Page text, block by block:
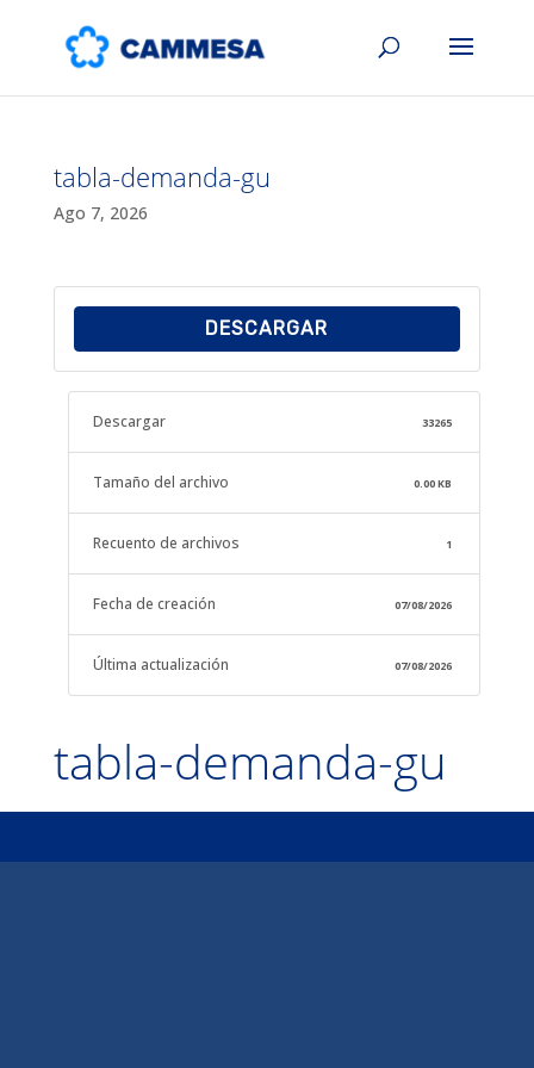
tabla-demanda-gu
Ago 7, 2026
DESCARGAR
Descargar 33265
Tamaño del archivo 0.00 KB
Recuento de archivos 1
Fecha de creación 07/08/2026
Última actualización 07/08/2026
tabla-demanda-gu